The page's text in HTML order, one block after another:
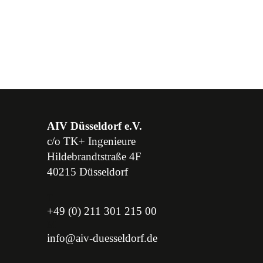
AIV Düsseldorf e.V.
c/o TK+ Ingenieure
Hildebrandtstraße 4F
40215 Düsseldorf
+49 (0) 211 301 215 00
info@aiv-duesseldorf.de